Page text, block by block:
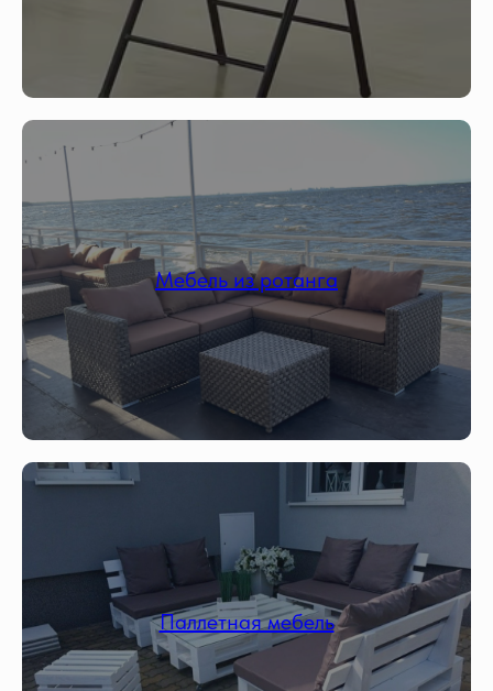
Мебель из ротанга
Паллетная мебель